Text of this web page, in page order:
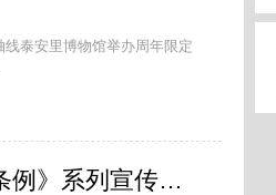
泰安里博物馆举办周年限定
2026年西城区《北京市文明行为促进条例》系列宣传活动在北京坊举办